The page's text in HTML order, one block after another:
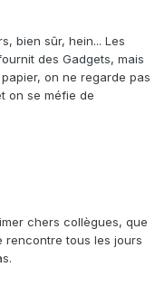
bien sûr, hein... Les
des Gadgets, mais
on ne regarde pas
on se méfie de
chers collègues, que
rencontre tous les jours